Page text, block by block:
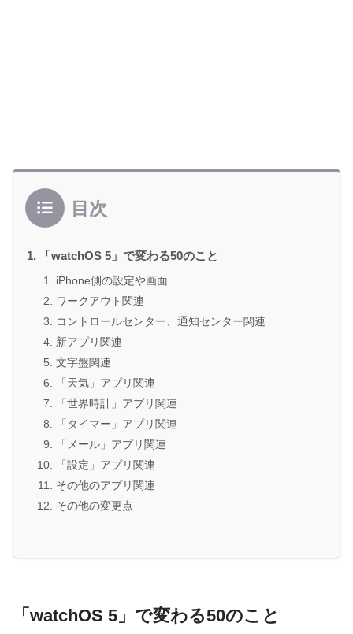
目次
「watchOS 5」で変わる50のこと
iPhone側の設定や画面
ワークアウト関連
コントロールセンター、通知センター関連
新アプリ関連
文字盤関連
「天気」アプリ関連
「世界時計」アプリ関連
「タイマー」アプリ関連
「メール」アプリ関連
「設定」アプリ関連
その他のアプリ関連
その他の変更点
「watchOS 5」で変わる50のこと